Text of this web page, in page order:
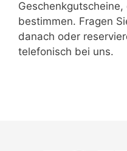
bestimmen. Fragen
danach oder
telefonisch bei uns.